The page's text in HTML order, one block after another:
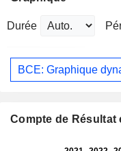
Durée
BCE: Graphique
Compte de Résultat